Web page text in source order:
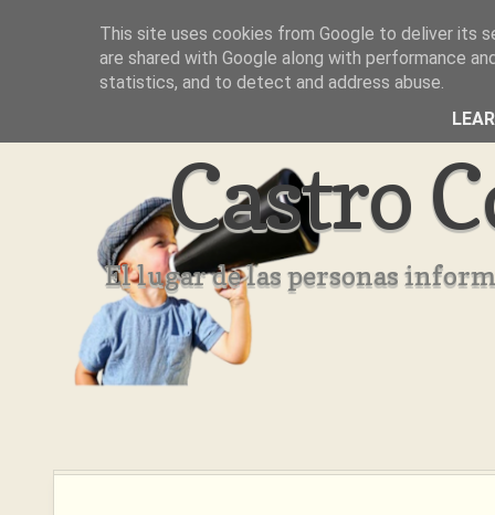
Inicio Aviso Legal Quienes Somos ??
Castro
El lugar de las personas
This site uses cookies from Google to deliver its
are shared with Google along with performance
statistics, and to detect and address abuse.